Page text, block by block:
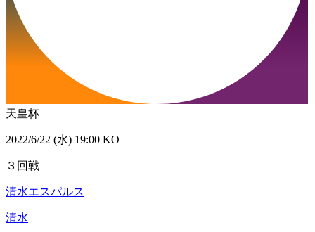
天皇杯
2022/6/22 (水) 19:00 KO
３回戦
清水エスパルス
清水